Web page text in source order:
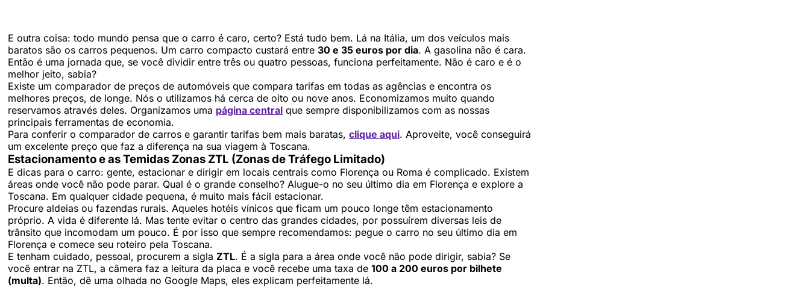
E outra coisa: todo mundo pensa que o carro é caro, certo? Está tudo bem. Lá na Itália, um dos veículos mais
baratos são os carros pequenos. Um carro compacto custará entre 30 e 35 euros por dia. A gasolina não é cara.
Então é uma jornada que, se você dividir entre três ou quatro pessoas, funciona perfeitamente. Não é caro e é o
melhor jeito, sabia?
Existe um comparador de preços de automóveis que compara tarifas em todas as agências e encontra os
melhores preços, de longe. Nós o utilizamos há cerca de oito ou nove anos. Economizamos muito quando
reservamos através deles. Organizamos uma página central que sempre disponibilizamos com as nossas
principais ferramentas de economia.
Para conferir o comparador de carros e garantir tarifas bem mais baratas, clique aqui. Aproveite, você conseguirá
um excelente preço que faz a diferença na sua viagem à Toscana.
Estacionamento e as Temidas Zonas ZTL (Zonas de Tráfego Limitado)
E dicas para o carro: gente, estacionar e dirigir em locais centrais como Florença ou Roma é complicado. Existem
áreas onde você não pode parar. Qual é o grande conselho? Alugue-o no seu último dia em Florença e explore a
Toscana. Em qualquer cidade pequena, é muito mais fácil estacionar.
Procure aldeias ou fazendas rurais. Aqueles hotéis vínicos que ficam um pouco longe têm estacionamento
próprio. A vida é diferente lá. Mas tente evitar o centro das grandes cidades, por possuírem diversas leis de
trânsito que incomodam um pouco. É por isso que sempre recomendamos: pegue o carro no seu último dia em
Florença e comece seu roteiro pela Toscana.
E tenham cuidado, pessoal, procurem a sigla ZTL. É a sigla para a área onde você não pode dirigir, sabia? Se
você entrar na ZTL, a câmera faz a leitura da placa e você recebe uma taxa de 100 a 200 euros por bilhete
(multa). Então, dê uma olhada no Google Maps, eles explicam perfeitamente lá.